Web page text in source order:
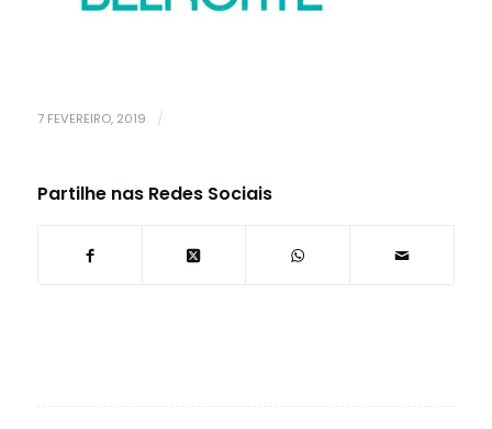
7 FEVEREIRO, 2019 /
Partilhe nas Redes Sociais